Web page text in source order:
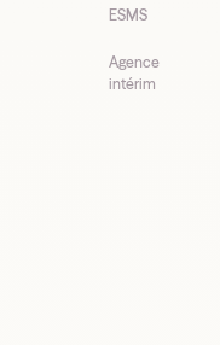
ESMS
Agence
intérim